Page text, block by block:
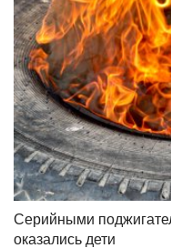
Серийными
оказались дети